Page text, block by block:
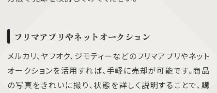
フリマアプリやネットオークション
メルカリ、ヤフオク、ジモティーなどのフリマアプリやネット
オークションを活用すれば、手軽に売却が可能です。商品
の写真をきれいに撮り、状態を詳しく説明することで、購